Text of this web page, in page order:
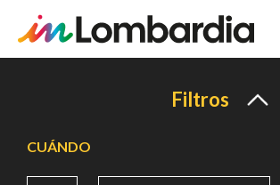
principal
Filtros
CUÁNDO